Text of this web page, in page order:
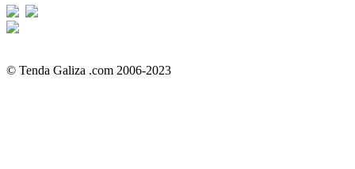
© Tenda Galiza .com 2006-2023